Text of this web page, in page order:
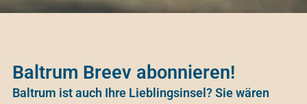
Baltrum Breev abonnieren!
Baltrum ist auch Ihre Lieblingsinsel? Sie wären